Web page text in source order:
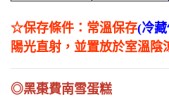
☆保存條件：常溫保存(冷
陽光直射，並置放於室溫陰
◎黑棗費南雪蛋糕